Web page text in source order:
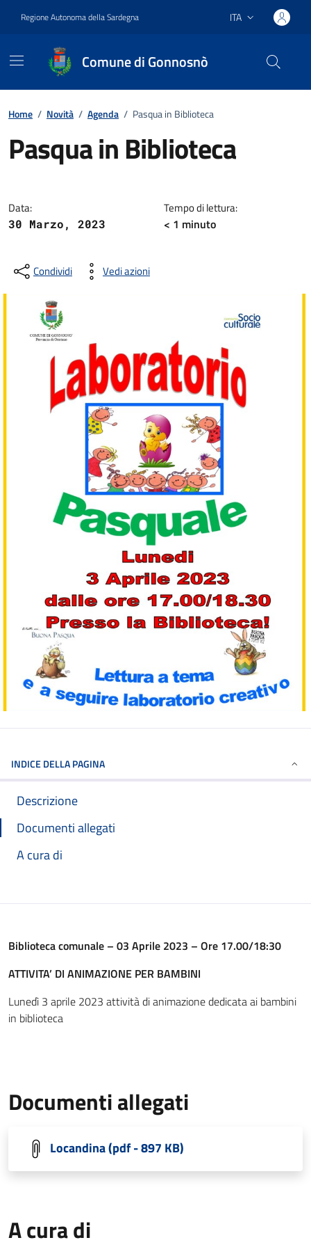
Regione Autonoma della Sardegna Lingua attiva:
ITA
Comune di Gonnosnò
Home / Novità / Agenda / Pasqua in Biblioteca
Pasqua in Biblioteca
Data:
30 Marzo, 2023
Tempo di lettura:
< 1 minuto
Condividi Vedi azioni
INDICE DELLA PAGINA
Descrizione
Documenti allegati
A cura di
Biblioteca comunale – 03 Aprile 2023 – Ore 17.00/18:30
ATTIVITA’ DI ANIMAZIONE PER BAMBINI
Lunedì 3 aprile 2023 attività di animazione dedicata ai bambini
in biblioteca
Documenti allegati
Locandina (pdf - 897 KB)
A cura di